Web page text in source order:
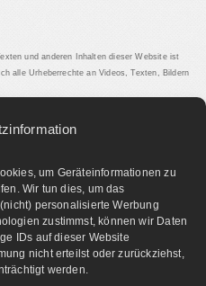
um Geräteinformationen zu
Wir tun dies, um das
personalisierte Werbung
zustimmst, können wir Daten
IDs auf dieser Website
nicht erteilst oder zurückziehst,
werden.
und anderen Inhalten dieser Website ist
alle Urheberrechte an Videos, Texten, Bildern